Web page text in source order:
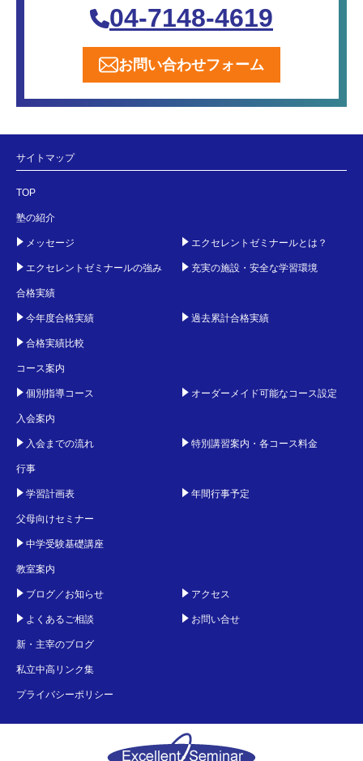
04-7148-4619
お問い合わせフォーム
サイトマップ
TOP
塾の紹介
メッセージ エクセレントゼミナールとは？
エクセレントゼミナールの強み 充実の施設・安全な学習環境
合格実績
今年度合格実績 過去累計合格実績
合格実績比較
コース案内
個別指導コース オーダーメイド可能なコース設定
入会案内
入会までの流れ 特別講習案内・各コース料金
行事
学習計画表 年間行事予定
父母向けセミナー
中学受験基礎講座
教室案内
ブログ／お知らせ アクセス
よくあるご相談 お問い合せ
新・主宰のブログ
私立中高リンク集
プライバシーポリシー